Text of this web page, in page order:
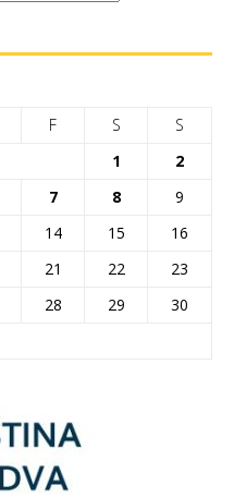
F S
S
1
2
7 8
9
14 15
16
21 22
23
28 29
30